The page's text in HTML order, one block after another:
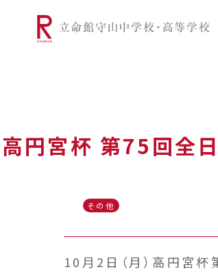
高円宮杯 第75回全
その他
10月2日（月）高円宮